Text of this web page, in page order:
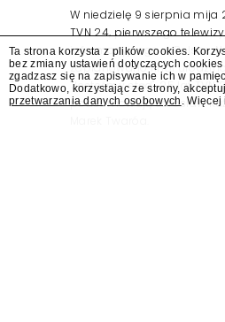
W niedzielę 9 sierpnia mija
TVN 24, pierwszego
informacyjnego w Polsce.
zaplanowano finał
"Jesteśmy stąd". 25 lat TVN
podsumowują Jarosław
Ta strona korzysta z plików cookies.
bez zmiany ustawień dotyczących
zgadzasz się na zapisywanie ich w
Dodatkowo, korzystając ze strony,
przetwarzania danych osobowych .